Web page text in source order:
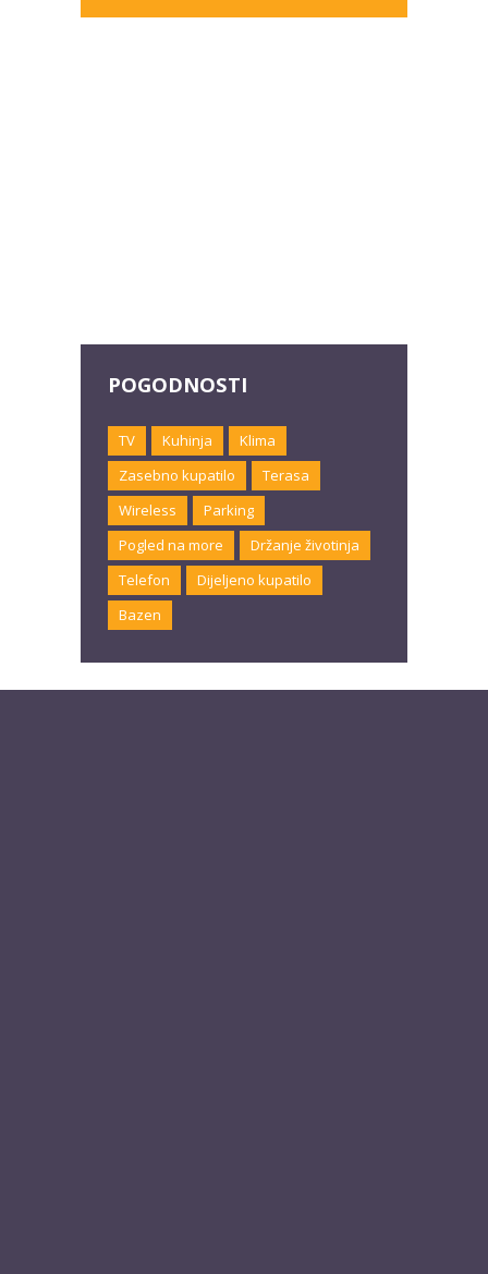
POGODNOSTI
TV Kuhinja
Klima
Zasebno kupatilo
Terasa
Wireless
Parking
Pogled na more
Držanje životinja
Telefon
Dijeljeno kupatilo
Bazen